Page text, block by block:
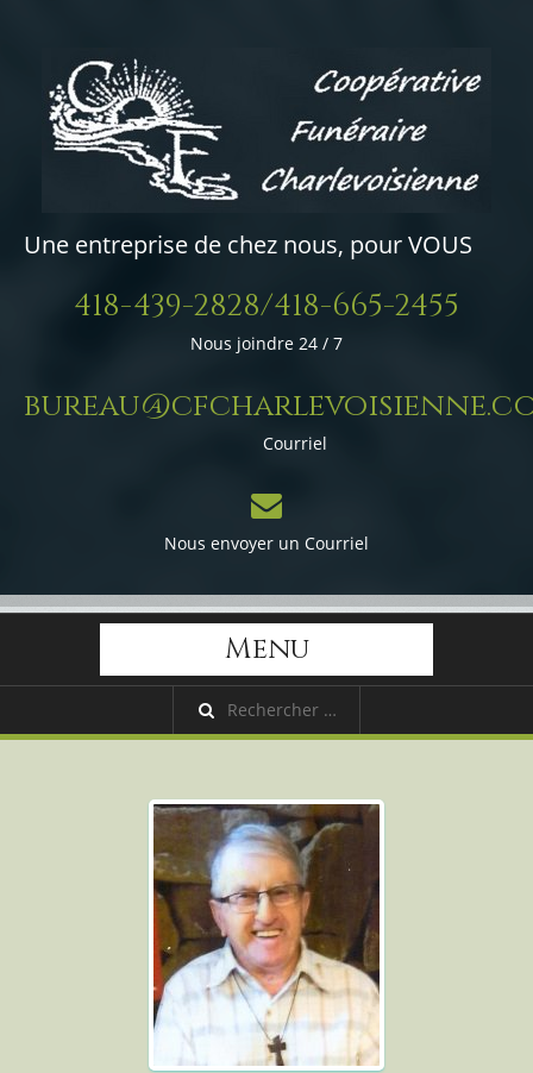
Une entreprise de chez nous, pour VOUS
418-439-2828/418-665-2455
Nous joindre 24 / 7
Courriel
Nous envoyer un Courriel
Menu